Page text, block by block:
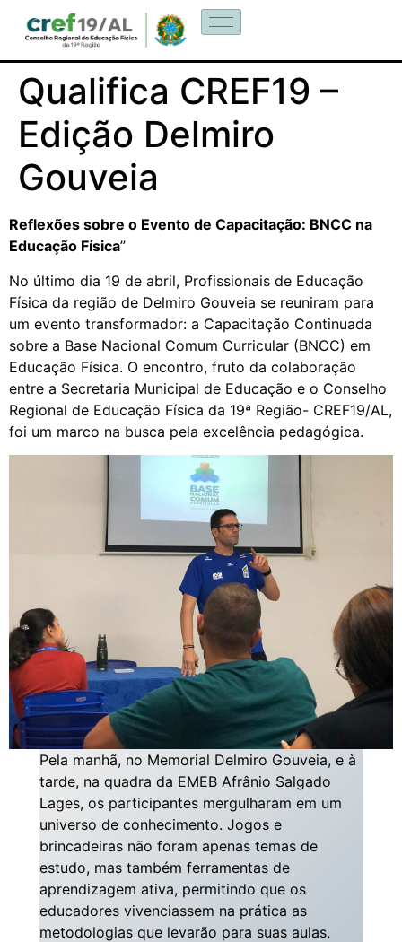
Qualifica CREF19 –
Edição Delmiro
Gouveia
Reflexões sobre o Evento de Capacitação: BNCC na
Educação Física”
No último dia 19 de abril, Profissionais de Educação
Física da região de Delmiro Gouveia se reuniram para
um evento transformador: a Capacitação Continuada
sobre a Base Nacional Comum Curricular (BNCC) em
Educação Física. O encontro, fruto da colaboração
entre a Secretaria Municipal de Educação e o Conselho
Regional de Educação Física da 19ª Região- CREF19/AL,
foi um marco na busca pela excelência pedagógica.
Pela manhã, no Memorial Delmiro Gouveia, e à
tarde, na quadra da EMEB Afrânio Salgado
Lages, os participantes mergulharam em um
universo de conhecimento. Jogos e
brincadeiras não foram apenas temas de
estudo, mas também ferramentas de
aprendizagem ativa, permitindo que os
educadores vivenciassem na prática as
metodologias que levarão para suas aulas.